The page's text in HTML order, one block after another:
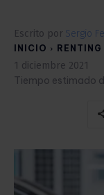
Escrito por Sergio
INICIO RENTING
1 diciembre 2021
Tiempo estimado